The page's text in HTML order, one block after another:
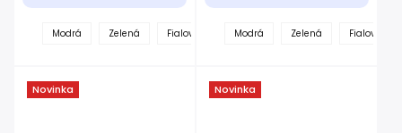
Modrá Zelená Fialová Červená Tyrkysová Čierna
Modrá Zelená Fialová
Novinka Novinka